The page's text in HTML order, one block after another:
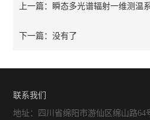
上一篇： 瞬态多光谱辐射一维测温
下一篇：没有了
联系我们
地址：四川省绵阳市游仙区绵山路64